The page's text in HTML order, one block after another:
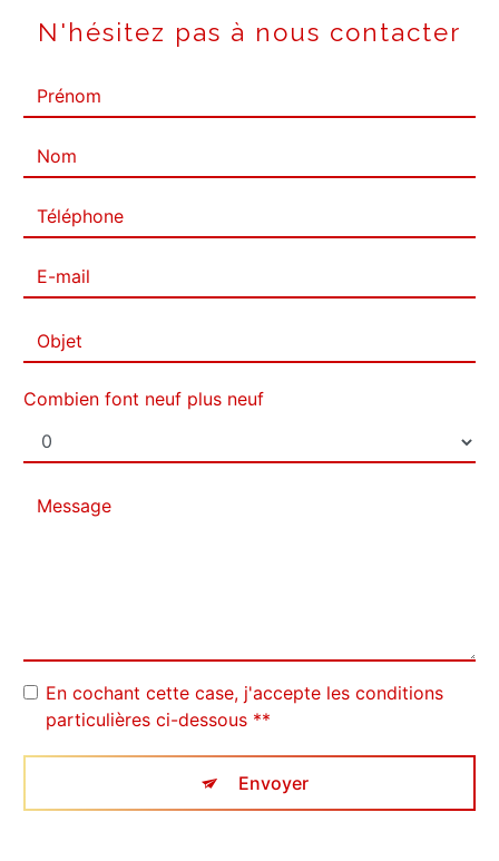
N'hésitez pas à nous contacter
Combien font neuf plus neuf
En cochant cette case, j'accepte les conditions
particulières ci-dessous **
Envoyer